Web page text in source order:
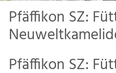
Pfäffikon SZ:
Pfäffikon SZ: